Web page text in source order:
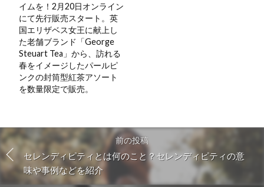
イムを！2月20日オンライン
にて先行販売スタート。英
国エリザベス女王に献上し
た老舗ブランド「George
Steuart Tea」から、訪れる
春をイメージしたパールピ
ンクの封筒型紅茶アソート
を数量限定で販売。
前の投稿
セレンディピティとは何のこと？セレンディピティの意
味や事例などを紹介